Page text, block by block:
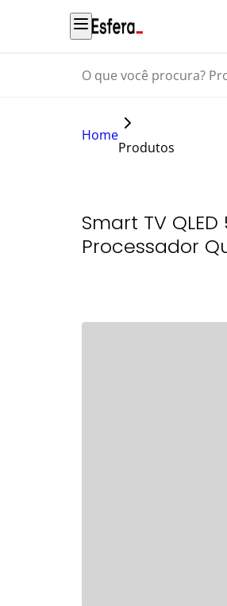
O que você procura?
Home
Produtos
Smart TV
Processador